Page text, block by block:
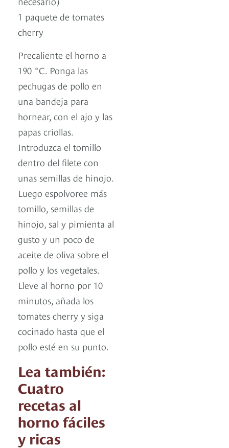
1 paquete de tomates
cherry
Precaliente el horno a
190 °C. Ponga las
pechugas de pollo en
una bandeja para
hornear, con el ajo y las
papas criollas.
Introduzca el tomillo
dentro del filete con
unas semillas de hinojo.
Luego espolvoree más
tomillo, semillas de
hinojo, sal y pimienta al
gusto y un poco de
aceite de oliva sobre el
pollo y los vegetales.
Lleve al horno por 10
minutos, añada los
tomates cherry y siga
cocinado hasta que el
pollo esté en su punto.
Lea también:
Cuatro
recetas al
horno fáciles
y ricas